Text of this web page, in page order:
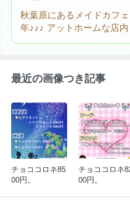
秋葉原にあるメイドカフ
年♪♪♪ アットホームな店内・カウンタースタイルで、どなたでもお
気軽にお楽しみいただけます♪ こちらのブログでは、イ
最近の画像つき記事
チョココロネ85
00円。
チョココロネ
00円。